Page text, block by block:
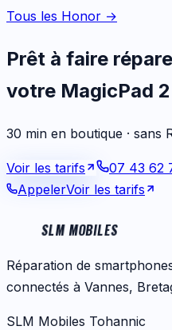
Tous les Honor →
Prêt à faire
votre MagicPad
30 min en boutique · sans
Voir les tarifs 07 43 62
AppelerVoir les tarifs
SLM MOBILES
Réparation de
connectés à Vannes,
SLM Mobiles Tohannic